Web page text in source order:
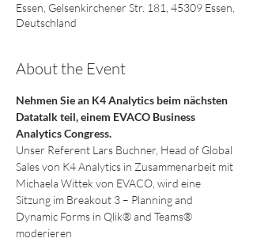
Essen, Gelsenkirchener Str. 181, 45309 Essen,
Deutschland
About the Event
Nehmen Sie an K4 Analytics beim nächsten
Datatalk teil, einem EVACO Business
Analytics Congress.
Unser Referent Lars Buchner, Head of Global
Sales von K4 Analytics in Zusammenarbeit mit
Michaela Wittek von EVACO, wird eine
Sitzung im Breakout 3 – Planning and
Dynamic Forms in Qlik® and Teams®
moderieren